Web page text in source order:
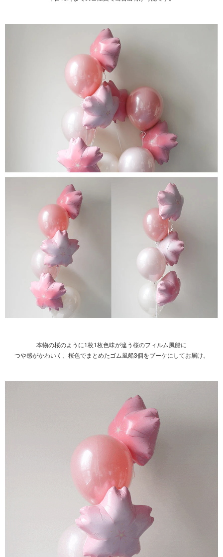
本物の桜のように1枚1枚色味が違う桜のフィルム風船に
つや感がかわいく、桜色でまとめたゴム風船3個をブーケにしてお届け。